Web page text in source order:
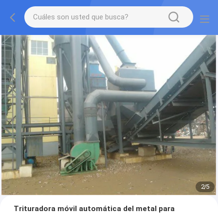
2/5
Trituradora móvil automática del metal para